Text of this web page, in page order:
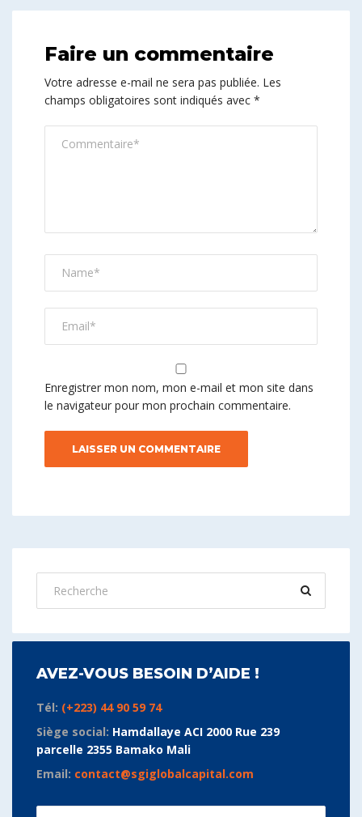
Faire un commentaire
Votre adresse e-mail ne sera pas publiée. Les
champs obligatoires sont indiqués avec *
Enregistrer mon nom, mon e-mail et mon site dans
le navigateur pour mon prochain commentaire.
AVEZ-VOUS BESOIN D’AIDE !
Tél: (+223) 44 90 59 74
Siège social: Hamdallaye ACI 2000 Rue 239
parcelle 2355 Bamako Mali
Email: contact@sgiglobalcapital.com